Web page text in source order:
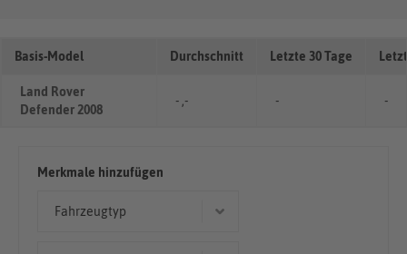
Basis-Model Durchschnitt Letzte 30 Tage
Land Rover
Defender 2008
- ,- - -
Merkmale hinzufügen
Fahrzeugtyp